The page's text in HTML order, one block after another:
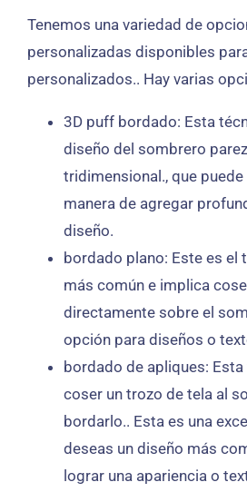
Tenemos una variedad de
personalizadas disponibles
personalizados.. Hay varias
3D puff bordado: Esta
diseño del sombrero
tridimensional., que
manera de agregar
diseño.
bordado plano: Este es el
más común e implica
directamente sobre el
opción para diseños o
bordado de apliques:
coser un trozo de tela al
bordarlo.. Esta es una
deseas un diseño más
lograr una apariencia o